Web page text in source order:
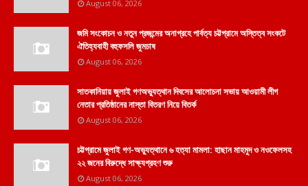
August 06, 2026
জমি সংকোচন ও নতুন প্রজন্মের অনাগ্রহে পার্বত্য চট্টগ্রামে অস্তিত্ব সংকটে
ঐতিহ্যবাহী বহুফসলি জুমচাষ
August 06, 2026
সাতকানিয়ায় জুলাই গণঅভ্যুত্থান দিবসের আলোচনা সভায় আওয়ামী লীগ
নেতার প্রতিষ্ঠানের নাস্তা বিতরণ নিয়ে বিতর্ক
August 06, 2026
চট্টগ্রামে জুলাই গণ-অভ্যুত্থানে ৬ হত্যা মামলা: হাছান মাহমুদ ও নওফেলসহ
২২ জনের বিরুদ্ধে সাক্ষ্যগ্রহণ শুরু
August 06, 2026